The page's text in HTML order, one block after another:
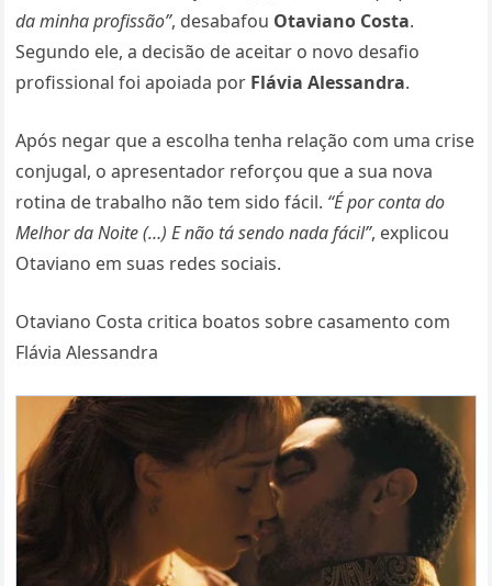
da minha profissão”, desabafou Otaviano Costa.
Segundo ele, a decisão de aceitar o novo desafio
profissional foi apoiada por Flávia Alessandra.
Após negar que a escolha tenha relação com uma crise
conjugal, o apresentador reforçou que a sua nova
rotina de trabalho não tem sido fácil. “É por conta do
Melhor da Noite (…) E não tá sendo nada fácil”, explicou
Otaviano em suas redes sociais.
Otaviano Costa critica boatos sobre casamento com
Flávia Alessandra